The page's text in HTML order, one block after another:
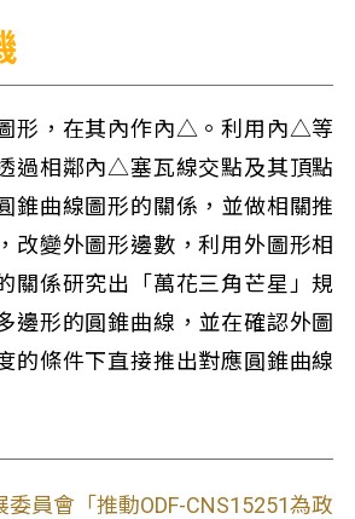
形，在其內作內△。利用內△等
過相鄰內△塞瓦線交點及其頂點
錐曲線圖形的關係，並做相關推
改變外圖形邊數，利用外圖形相
關係研究出「萬花三角芒星」規
邊形的圓錐曲線，並在確認外圖
的條件下直接推出對應圓錐曲線
委員會「推動ODF-CNS15251為政